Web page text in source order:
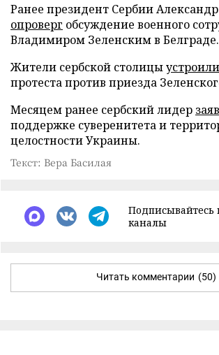
Ранее президент Сербии
опроверг обсуждение военного
Владимиром Зеленским в Белграде.
Жители сербской столицыустроили
протеста против приезда
Месяцем ранее сербский лидер
поддержке суверенитета и
целостности Украины.
Текст: Вера Басилая
каналы
Читать комментарии (50)